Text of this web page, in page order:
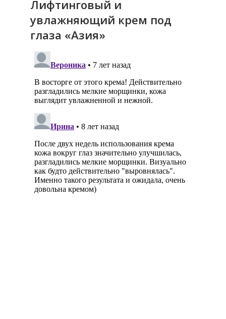
Лифтинговый и
увлажняющий крем под
глаза «Азия»